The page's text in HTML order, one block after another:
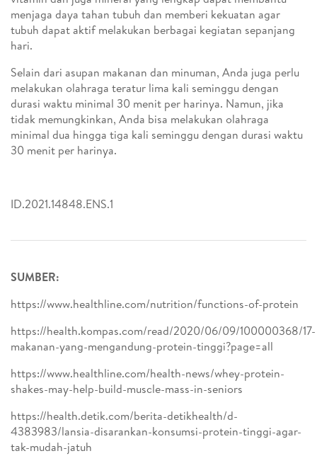
menjaga daya tahan tubuh dan memberi kekuatan agar
tubuh dapat aktif melakukan berbagai kegiatan sepanjang
hari.
Selain dari asupan makanan dan minuman, Anda juga perlu
melakukan olahraga teratur lima kali seminggu dengan
durasi waktu minimal 30 menit per harinya. Namun, jika
tidak memungkinkan, Anda bisa melakukan olahraga
minimal dua hingga tiga kali seminggu dengan durasi waktu
30 menit per harinya.
ID.2021.14848.ENS.1
SUMBER:
https://www.healthline.com/nutrition/functions-of-protein
https://health.kompas.com/read/2020/06/09/100000368/17-
makanan-yang-mengandung-protein-tinggi?page=all
https://www.healthline.com/health-news/whey-protein-
shakes-may-help-build-muscle-mass-in-seniors
https://health.detik.com/berita-detikhealth/d-
4383983/lansia-disarankan-konsumsi-protein-tinggi-agar-
tak-mudah-jatuh